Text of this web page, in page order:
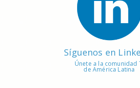
Síguenos en
Únete a la comunidad
de América Latina